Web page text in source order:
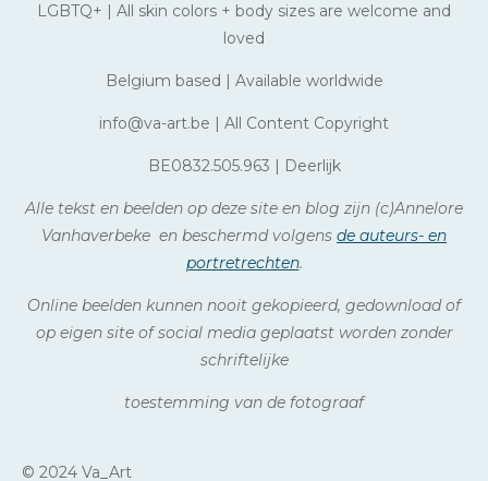
LGBTQ+ | All skin colors + body sizes are welcome and
loved
Belgium based | Available worldwide
info@va-art.be | All Content Copyright
BE0832.505.963 | Deerlijk
Alle tekst en beelden op deze site en blog zijn (c)Annelore
Vanhaverbeke en beschermd volgens de auteurs- en
portretrechten.
Online beelden kunnen nooit gekopieerd, gedownload of
op eigen site of social media geplaatst worden zonder
schriftelijke
toestemming van de fotograaf
© 2024 Va_Art